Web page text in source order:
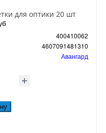
для оптики 20 шт
400410062
4607091481310
Авангард